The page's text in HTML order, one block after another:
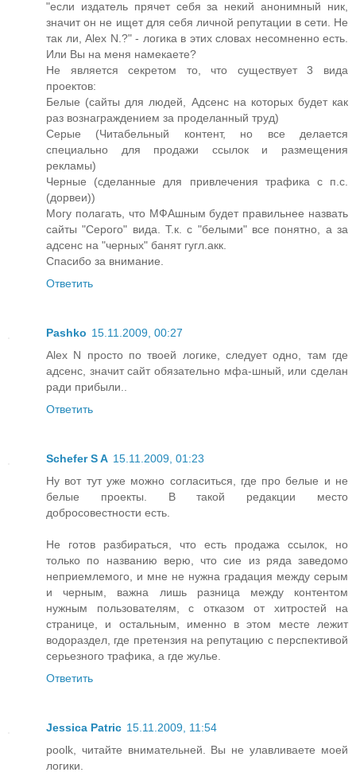
"если издатель прячет себя за некий анонимный ник,
значит он не ищет для себя личной репутации в сети. Не
так ли, Alex N.?" - логика в этих словах несомненно есть.
Или Вы на меня намекаете?
Не является секретом то, что существует 3 вида
проектов:
Белые (сайты для людей, Адсенс на которых будет как
раз вознаграждением за проделанный труд)
Серые (Читабельный контент, но все делается
специально для продажи ссылок и размещения
рекламы)
Черные (сделанные для привлечения трафика с п.с.
(дорвеи))
Могу полагать, что МФАшным будет правильнее назвать
сайты "Серого" вида. Т.к. с "белыми" все понятно, а за
адсенс на "черных" банят гугл.акк.
Спасибо за внимание.
Ответить
Pashko 15.11.2009, 00:27
Alex N просто по твоей логике, следует одно, там где
адсенс, значит сайт обязательно мфа-шный, или сделан
ради прибыли..
Ответить
Schefer S A 15.11.2009, 01:23
Ну вот тут уже можно согласиться, где про белые и не
белые проекты. В такой редакции место
добросовестности есть.
Не готов разбираться, что есть продажа ссылок, но
только по названию верю, что сие из ряда заведомо
неприемлемого, и мне не нужна градация между серым
и черным, важна лишь разница между контентом
нужным пользователям, с отказом от хитростей на
странице, и остальным, именно в этом месте лежит
водораздел, где претензия на репутацию с перспективой
серьезного трафика, а где жулье.
Ответить
Jessica Patric 15.11.2009, 11:54
poolk, читайте внимательней. Вы не улавливаете моей
логики.